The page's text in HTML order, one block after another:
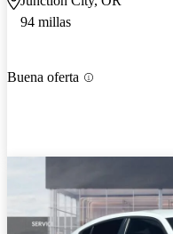
94 millas
Buena oferta